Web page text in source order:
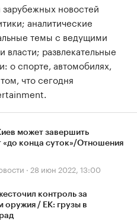
новостей
аналитические
темы с ведущими
власти; развлекательные
о спорте, автомобилях,
что сегодня
может завершить
«до конца суток»/Отношения
· 28 июн 2022, 13:00
контроль за
оружия / ЕК: грузы в